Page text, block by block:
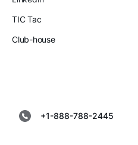
TIC Tac
Club-house
+1-888-788-2445